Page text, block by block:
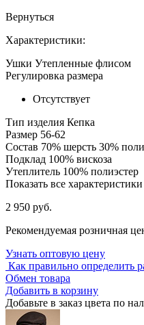
Вернуться
Характеристики:
Ушки Утепленные флисом
Регулировка размера
Отсутствует
Тип изделия Кепка
Размер 56-62
Состав 70% шерсть 30%
Подклад 100% вискоза
Утеплитель 100% полиэстер
Показать все характеристики
2 950 руб.
Рекомендуемая розничная
Узнать оптовую цену
Как правильно определить
Обмен товара
Добавить в корзину
Добавьте в заказ цвета по